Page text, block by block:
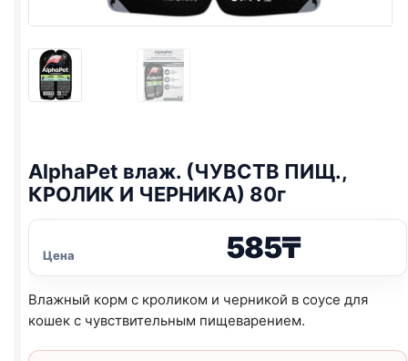
AlphaPet влаж. (ЧУВСТВ ПИЩ.,
КРОЛИК И ЧЕРНИКА) 80г
Цена 585₸
Влажный корм с кроликом и черникой в соусе для
кошек с чувствительным пищеварением.